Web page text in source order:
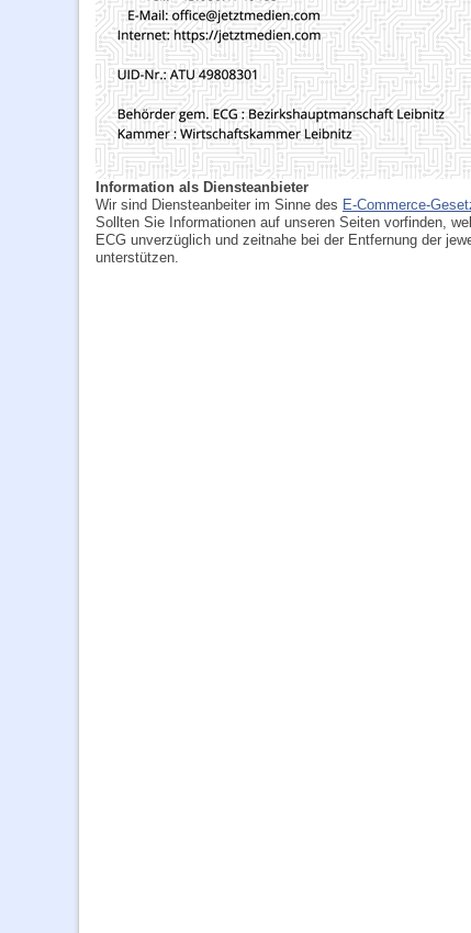
Information als Diensteanbieter
Wir sind Diensteanbeiter im Sinne des E-Commerce-
Sollten Sie Informationen auf unseren Seiten vorfinden,
ECG unverzüglich und zeitnahe bei der Entfernung der
unterstützen.